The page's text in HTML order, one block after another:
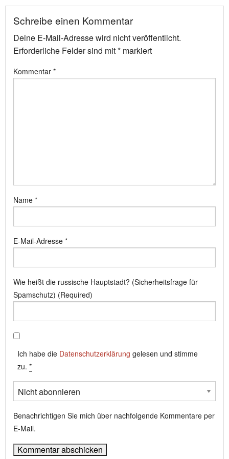
Schreibe einen Kommentar
Deine E-Mail-Adresse wird nicht veröffentlicht.
Erforderliche Felder sind mit* markiert
Kommentar *
Name *
E-Mail-Adresse *
Wie heißt die russische Hauptstadt? (Sicherheitsfrage für
Spamschutz) (Required)
Ich habe die Datenschutzerklärung gelesen und stimme
zu. *
Benachrichtigen Sie mich über nachfolgende Kommentare per
E-Mail.